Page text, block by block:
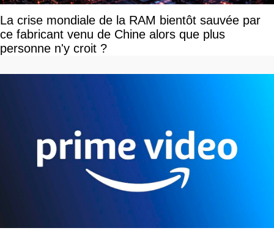
La crise mondiale de la RAM bientôt sauvée par
ce fabricant venu de Chine alors que plus
personne n'y croit ?